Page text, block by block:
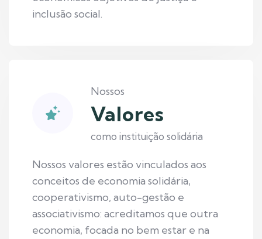
inclusão social.
Nossos
Valores
como instituição solidária
Nossos valores estão vinculados aos
conceitos de economia solidária,
cooperativismo, auto-gestão e
associativismo: acreditamos que outra
economia, focada no bem estar e na